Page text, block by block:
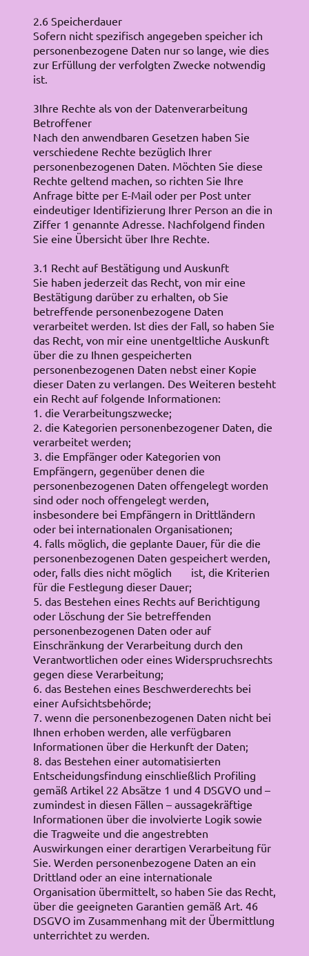
2.6 Speicherdauer
Sofern nicht spezifisch angegeben speicher ich
personenbezogene Daten nur so lange, wie dies
zur Erfüllung der verfolgten Zwecke notwendig
ist.
3Ihre Rechte als von der Datenverarbeitung
Betroffener
Nach den anwendbaren Gesetzen haben Sie
verschiedene Rechte bezüglich Ihrer
personenbezogenen Daten. Möchten Sie diese
Rechte geltend machen, so richten Sie Ihre
Anfrage bitte per E-Mail oder per Post unter
eindeutiger Identifizierung Ihrer Person an die in
Ziffer 1 genannte Adresse. Nachfolgend finden
Sie eine Übersicht über Ihre Rechte.
3.1 Recht auf Bestätigung und Auskunft
Sie haben jederzeit das Recht, von mir eine
Bestätigung darüber zu erhalten, ob Sie
betreffende personenbezogene Daten
verarbeitet werden. Ist dies der Fall, so haben Sie
das Recht, von mir eine unentgeltliche Auskunft
über die zu Ihnen gespeicherten
personenbezogenen Daten nebst einer Kopie
dieser Daten zu verlangen. Des Weiteren besteht
ein Recht auf folgende Informationen:
1. die Verarbeitungszwecke;
2. die Kategorien personenbezogener Daten, die
verarbeitet werden;
3. die Empfänger oder Kategorien von
Empfängern, gegenüber denen die
personenbezogenen Daten offengelegt worden
sind oder noch offengelegt werden,
insbesondere bei Empfängern in Drittländern
oder bei internationalen Organisationen;
4. falls möglich, die geplante Dauer, für die die
personenbezogenen Daten gespeichert werden,
oder, falls dies nicht möglich ist, die Kriterien
für die Festlegung dieser Dauer;
5. das Bestehen eines Rechts auf Berichtigung
oder Löschung der Sie betreffenden
personenbezogenen Daten oder auf
Einschränkung der Verarbeitung durch den
Verantwortlichen oder eines Widerspruchsrechts
gegen diese Verarbeitung;
6. das Bestehen eines Beschwerderechts bei
einer Aufsichtsbehörde;
7. wenn die personenbezogenen Daten nicht bei
Ihnen erhoben werden, alle verfügbaren
Informationen über die Herkunft der Daten;
8. das Bestehen einer automatisierten
Entscheidungsfindung einschließlich Profiling
gemäß Artikel 22 Absätze 1 und 4 DSGVO und –
zumindest in diesen Fällen – aussagekräftige
Informationen über die involvierte Logik sowie
die Tragweite und die angestrebten
Auswirkungen einer derartigen Verarbeitung für
Sie. Werden personenbezogene Daten an ein
Drittland oder an eine internationale
Organisation übermittelt, so haben Sie das Recht,
über die geeigneten Garantien gemäß Art. 46
DSGVO im Zusammenhang mit der Übermittlung
unterrichtet zu werden.